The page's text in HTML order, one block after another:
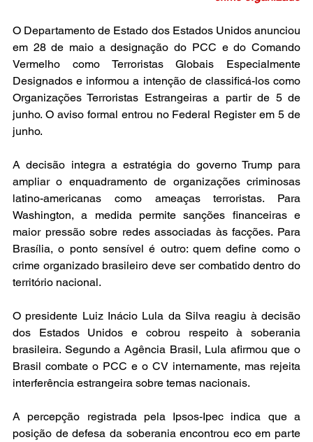
O Departamento de Estado dos Estados Unidos anunciou
em 28 de maio a designação do PCC e do Comando
Vermelho como Terroristas Globais Especialmente
Designados e informou a intenção de classificá-los como
Organizações Terroristas Estrangeiras a partir de 5 de
junho. O aviso formal entrou no Federal Register em 5 de
junho.
A decisão integra a estratégia do governo Trump para
ampliar o enquadramento de organizações criminosas
latino-americanas como ameaças terroristas. Para
Washington, a medida permite sanções financeiras e
maior pressão sobre redes associadas às facções. Para
Brasília, o ponto sensível é outro: quem define como o
crime organizado brasileiro deve ser combatido dentro do
território nacional.
O presidente Luiz Inácio Lula da Silva reagiu à decisão
dos Estados Unidos e cobrou respeito à soberania
brasileira. Segundo a Agência Brasil, Lula afirmou que o
Brasil combate o PCC e o CV internamente, mas rejeita
interferência estrangeira sobre temas nacionais.
A percepção registrada pela Ipsos-Ipec indica que a
posição de defesa da soberania encontrou eco em parte